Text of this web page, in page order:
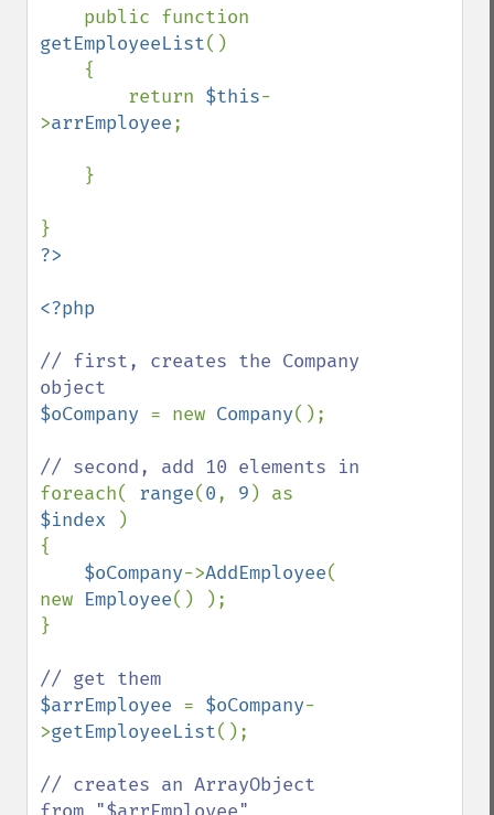
getEmployeeList()
        return
$this-
>arrEmployee;
<?php
// first, creates the Company
$oCompany = new Company();
foreach( range(0, 9
$index
)
{
$oCompany->AddEmployee(
new Employee() );
}
$arrEmployee = $oCompany-
>getEmployeeList();
// creates an ArrayObject